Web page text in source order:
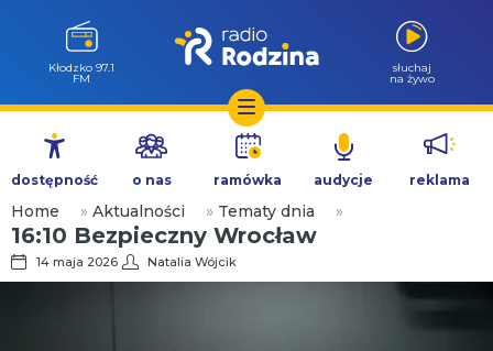
Przejdź
treści
Kłodzko 97.1
FM
słuchaj
na żywo
dostępność o nas ramówka audycje reklama
Home » Aktualności » Tematy dnia »
16:10 Bezpieczny Wrocław
14 maja 2026 Natalia Wójcik